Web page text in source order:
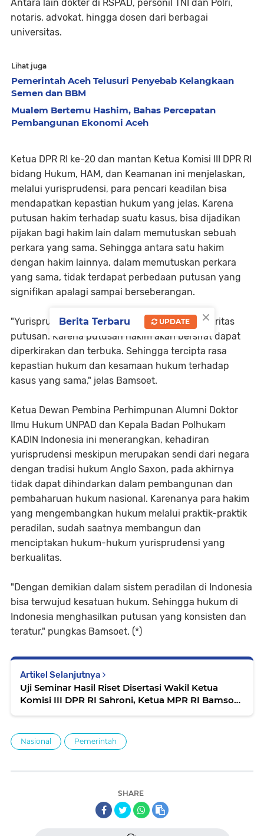
Antara lain dokter di RSPAD, personil TNI dan Polri,
notaris, advokat, hingga dosen dari berbagai
universitas.
Lihat juga
Pemerintah Aceh Telusuri Penyebab Kelangkaan
Semen dan BBM
Mualem Bertemu Hashim, Bahas Percepatan
Pembangunan Ekonomi Aceh
Ketua DPR RI ke-20 dan mantan Ketua Komisi III DPR RI
bidang Hukum, HAM, dan Keamanan ini menjelaskan,
melalui yurisprudensi, para pencari keadilan bisa
mendapatkan kepastian hukum yang jelas. Karena
putusan hakim terhadap suatu kasus, bisa dijadikan
pijakan bagi hakim lain dalam memutuskan sebuah
perkara yang sama. Sehingga antara satu hakim
dengan hakim lainnya, dalam memutuskan perkara
yang sama, tidak terdapat perbedaan putusan yang
signifikan apalagi sampai berseberangan.
"Yurisprudensi dapat mencegah adanya disparitas
putusan. Karena putusan hakim akan bersifat dapat
diperkirakan dan terbuka. Sehingga tercipta rasa
kepastian hukum dan kesamaan hukum terhadap
kasus yang sama," jelas Bamsoet.
Ketua Dewan Pembina Perhimpunan Alumni Doktor
Ilmu Hukum UNPAD dan Kepala Badan Polhukam
KADIN Indonesia ini menerangkan, kehadiran
yurisprudensi meskipun merupakan sendi dari negara
dengan tradisi hukum Anglo Saxon, pada akhirnya
tidak dapat dihindarkan dalam pembangunan dan
pembaharuan hukum nasional. Karenanya para hakim
yang mengembangkan hukum melalui praktik-praktik
peradilan, sudah saatnya membangun dan
menciptakan hukum-hukum yurisprudensi yang
berkualitas.
"Dengan demikian dalam sistem peradilan di Indonesia
bisa terwujud kesatuan hukum. Sehingga hukum di
Indonesia menghasilkan putusan yang konsisten dan
teratur," pungkas Bamsoet. (*)
Artikel Selanjutnya
Uji Seminar Hasil Riset Disertasi Wakil Ketua
Komisi III DPR RI Sahroni, Ketua MPR RI Bamsoet
Nasional Pemerintah
SHARE
×
Berita Terbaru UPDATE